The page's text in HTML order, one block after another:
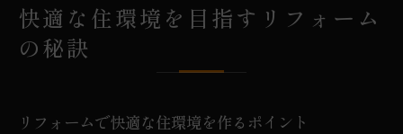
快適な住環境を目指すリフォーム
の秘訣
リフォームで快適な住環境を作るポイント